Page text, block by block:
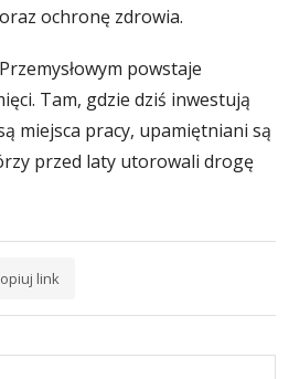
ochronę zdrowia.
powstaje
Tam, gdzie dziś inwestują
miejsca pracy, upamiętniani są
przed laty utorowali drogę
link